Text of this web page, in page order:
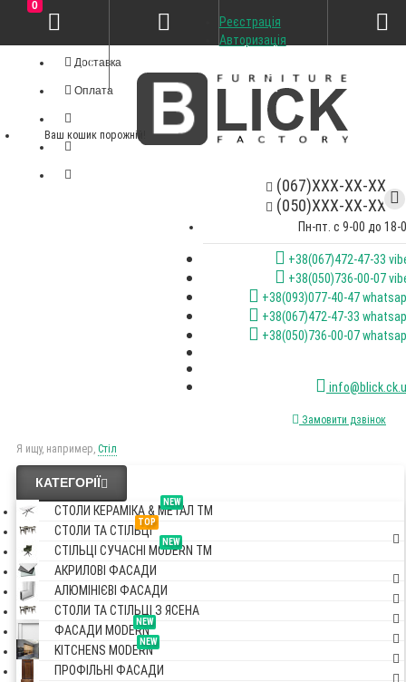
Доставка
Оплата
(067)XXX-XX-XX
(050)XXX-XX-XX
Пн-пт. с 9-00 до 18-
+38(067)472-47-33
+38(050)736-00-07
+38(093)077-40-47
+38(067)472-47-33
+38(050)736-00-07
Замовити дзвінок
Я ищу, например, Стіл
Реєстрація
Авторизація
0
Ваш кошик порожній!
КАТЕГОРІЇ
NEW
СТОЛИ КЕРАМІКА & МЕТАЛ TM
TOP
СТОЛИ ТА СТІЛЬЦІ
NEW
СТІЛЬЦІ СУЧАСНІ MODERN TM
АКРИЛОВІ ФАСАДИ
АЛЮМІНІЄВІ ФАСАДИ
СТОЛИ ТА СТІЛЬЦІ З ЯСЕНА
NEW
ФАСАДИ MODERN
NEW
KITCHENS MODERN
ПРОФІЛЬНІ ФАСАДИ